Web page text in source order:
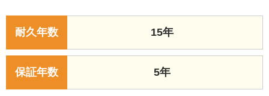
耐久年数 15年
保証年数 5年